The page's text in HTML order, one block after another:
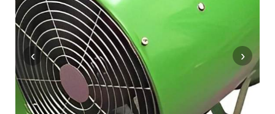
‹ ›